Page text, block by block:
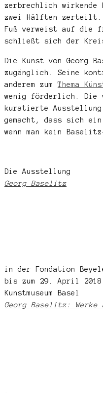
zerbrechlich
zwei Hälften zerteilt.
Fuß verweist auf die
schließt sich der
Die Kunst von
zugänglich. Seine
anderem zumThema
wenig förderlich. Die
kuratierte
gemacht, dass sich
wenn man kein
Die Ausstellung
Georg Baselitz
in der Fondation
bis zum 29. April
Kunstmuseum Basel
Georg Baselitz: Werke